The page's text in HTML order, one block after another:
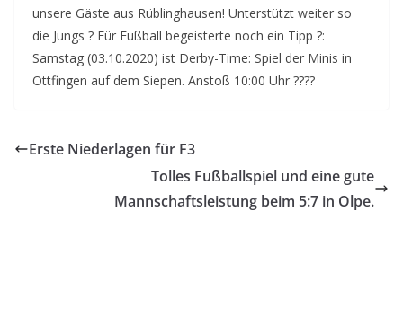
unsere Gäste aus Rüblinghausen! Unterstützt weiter so
die Jungs ? Für Fußball begeisterte noch ein Tipp ?:
Samstag (03.10.2020) ist Derby-Time: Spiel der Minis in
Ottfingen auf dem Siepen. Anstoß 10:00 Uhr ????
Erste Niederlagen für F3
Tolles Fußballspiel und eine gute
Mannschaftsleistung beim 5:7 in Olpe.